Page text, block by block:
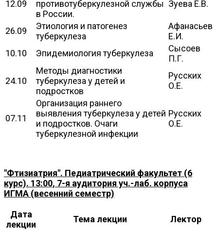
12.09
противотуберкулезной службы
в России.
Зуева Е.В.
26.09
Этиология и патогенез
туберкулеза
Афанасьев
Е.И.
10.10
Эпидемиология туберкулеза
Сысоев
П.Г.
24.10
Методы диагностики
туберкулеза у детей и
подростков
Русских
О.Е.
07.11
Организация раннего
выявления туберкулеза у детей
и подростков. Очаги
туберкулезной инфекции
Русских
О.Е.
"Фтизиатрия". Педиатрический факультет (6
курс). 13:00, 7-я аудитория уч.-лаб. корпуса
ИГМА (весенний семестр)
Дата
лекции
Тема лекции Лектор